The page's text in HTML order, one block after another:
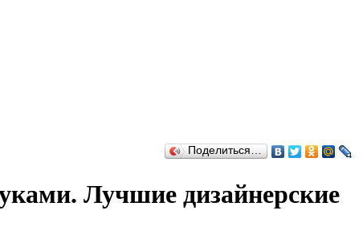
Поделиться…
Лучшие дизайнерские